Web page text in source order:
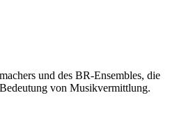
und des BR-Ensembles, die
von Musikvermittlung.